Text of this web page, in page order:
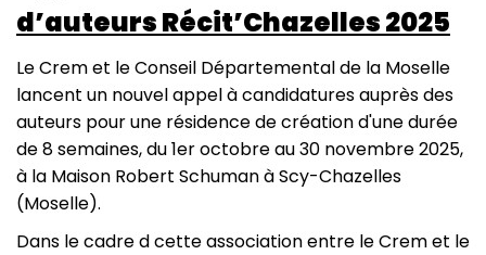
d’auteurs Récit’Chazelles 2025
Le Crem et le Conseil Départemental de la Moselle
lancent un nouvel appel à candidatures auprès des
auteurs pour une résidence de création d'une durée
de 8 semaines, du 1er octobre au 30 novembre 2025,
à la Maison Robert Schuman à Scy-Chazelles
(Moselle).
Dans le cadre d cette association entre le Crem et le